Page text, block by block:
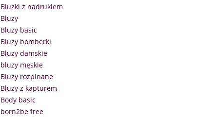
Bluzki z nadrukiem
Bluzy
Bluzy basic
Bluzy bomberki
Bluzy damskie
bluzy męskie
Bluzy rozpinane
Bluzy z kapturem
Body basic
born2be free